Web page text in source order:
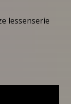
lessenserie